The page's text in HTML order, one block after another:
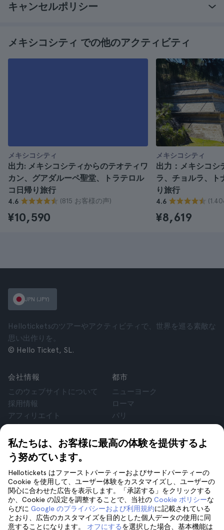
キャンセルポリシー
メキシコシティ での他のアクティビティ
メキシコシティ
出力: メキシコシティからのテオティワ
カン、グアダルーペ聖堂、トラテロル
コ日帰り旅行
4.6 (815 お客様の声)
¥10,590
メキシコシティ
出力：メキシコシ
ラ、チョルラ、ト
り旅行
4.6
¥8,619
私たちは、お客様に最高の体験を提供するよ
う努めています。
Hellotickets はファーストパーティーおよびサードパーティーの
Cookie を使用して、ユーザー体験をカスタマイズし、ユーザーの
関心に合わせた広告を表示します。「承諾する」をクリックする
か、Cookie の設定を調整することで、当社の Cookie ポリシーな
らびに Google のプライバシーおよび利用規約に記載されている
とおり、広告のカスタマイズを目的とした個人データの使用に同
意することになります。 オフにするを選択した場合、基本機能は
JPN (JPY)
Helloticketsのツアーやアクティビティで、世界を巡る素敵な
思い出作りを。
© Hello Ticket, SL.
会社情報
このウェブサイトについて
採用情報
アフィリエイト
個人情報保護方針
利用規約
法律相談
cookie
都市
ニューヨーク
ローマ
パリ
グラナダ
サポート
サポート
フォローしてください